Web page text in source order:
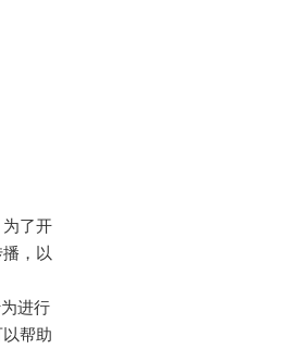
了开
，以
进行
帮助